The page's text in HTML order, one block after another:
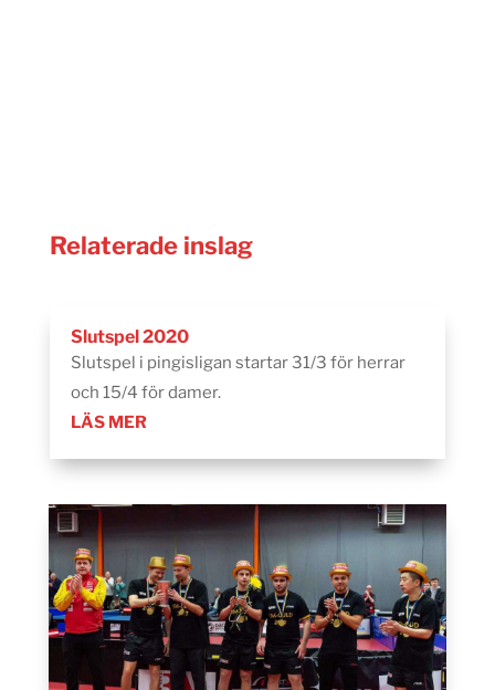
Relaterade inslag
Slutspel 2020
Slutspel i pingisligan startar 31/3 för herrar
och 15/4 för damer.
LÄS MER